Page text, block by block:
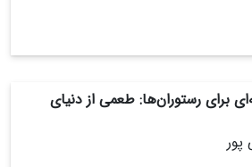
برای رستوران‌ها: طعمی از دنیای
پور